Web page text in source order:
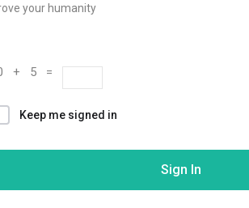
your humanity
+ 5 =
Keep me signed in
Sign In